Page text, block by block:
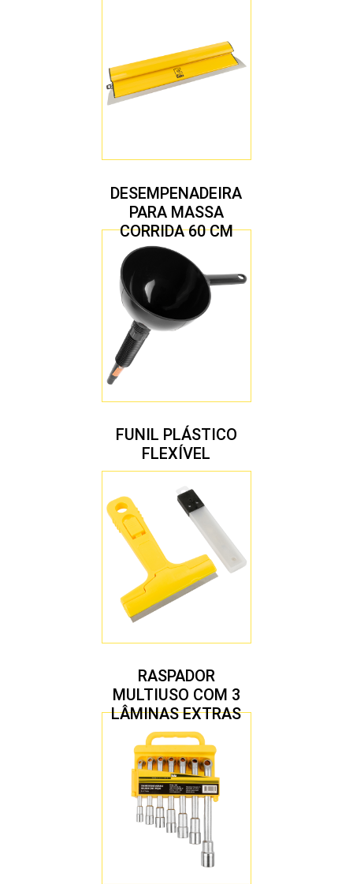
DESEMPENADEIRA
PARA MASSA
CORRIDA 60 CM
FUNIL PLÁSTICO
FLEXÍVEL
RASPADOR
MULTIUSO COM 3
LÂMINAS EXTRAS